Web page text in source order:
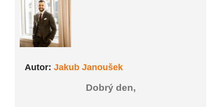
Autor: Jakub Janoušek
Dobrý den,